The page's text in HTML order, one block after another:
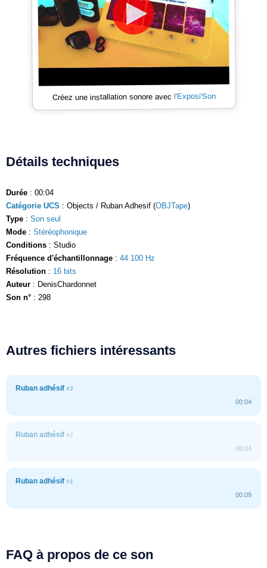
Créez une installation sonore avecl'Exposi'Son
Détails techniques
Durée : 00:04
Catégorie UCS : Objects / Ruban Adhesif (OBJTape)
Type : Son seul
Mode : Stéréophonique
Conditions : Studio
Fréquence d'échantillonnage : 44 100 Hz
Résolution : 16 bits
Auteur : DenisChardonnet
Son n° : 298
Autres fichiers intéressants
Ruban adhésif #3
00:04
Ruban adhésif #2
00:04
Ruban adhésif #1
00:09
FAQ à propos de ce son